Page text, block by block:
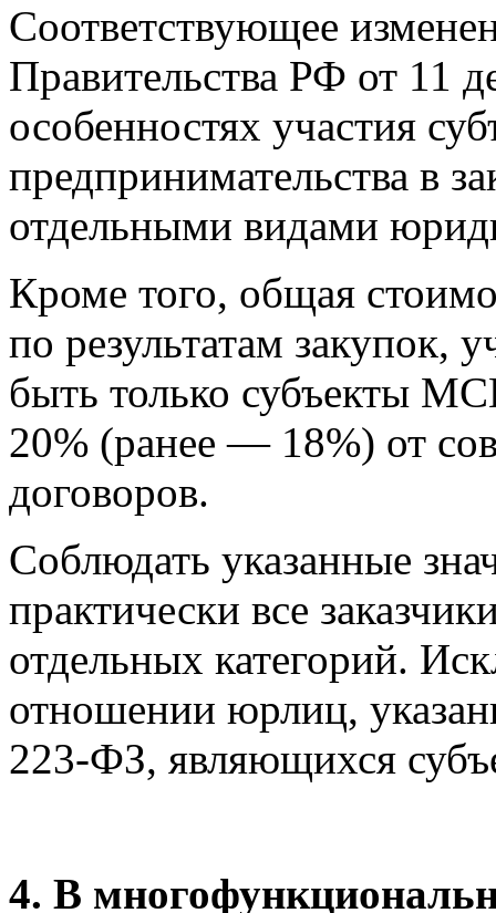
Соответствующее
Правительства РФ от 11
особенностях участия
предпринимательства в
отдельными видами
Кроме того, общая
по результатам закупок,
быть только субъекты
20% (ранее — 18%) от
договоров.
Соблюдать указанные
практически все
отдельных категорий.
отношении юрлиц,
223-ФЗ, являющихся
4. В